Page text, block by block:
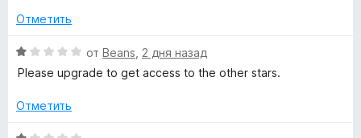
т
и
к
и
5
н
н
о
а
и
Отметить
О
ц
н
от Beans 2 дня назад
Please upgrade to get access to the other stars.
Отметить